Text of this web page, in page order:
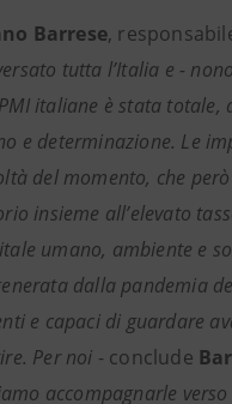
Barrese,
tutta l’Italia e -
italiane è stata
e determinazione. Le
del momento, che
insieme all’elevato
umano, ambiente e
dalla pandemia
e capaci di guardare
Per noi - conclude
accompagnarle